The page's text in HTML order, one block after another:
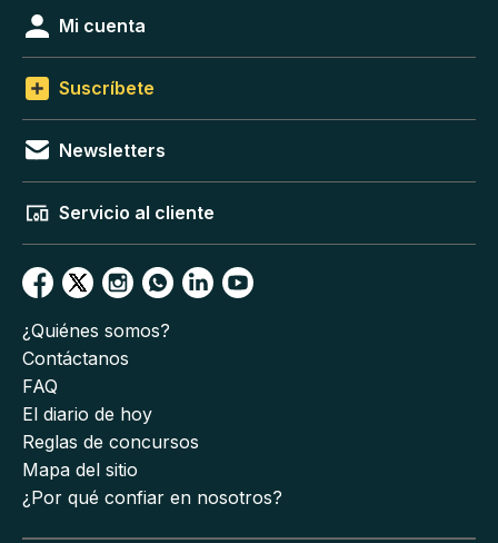
Mi cuenta
Suscríbete
Newsletters
Servicio al cliente
¿Quiénes somos?
Contáctanos
FAQ
El diario de hoy
Reglas de concursos
Mapa del sitio
¿Por qué confiar en nosotros?